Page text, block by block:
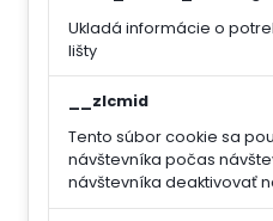
Ukladá informácie o
lišty
__zlcmid
Tento súbor cookie sa
návštevníka počas
návštevníka deaktivovať